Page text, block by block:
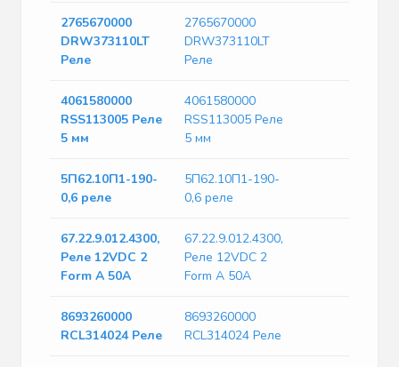
2765670000
DRW373110LT
Реле
2765670000
DRW373110LT
Реле
4061580000
RSS113005 Реле
5 мм
4061580000
RSS113005 Реле
5 мм
5П62.10П1-190-
0,6 реле
5П62.10П1-190-
0,6 реле
67.22.9.012.4300,
Реле 12VDC 2
Form A 50А
67.22.9.012.4300,
Реле 12VDC 2
Form A 50А
8693260000
RCL314024 Реле
8693260000
RCL314024 Реле